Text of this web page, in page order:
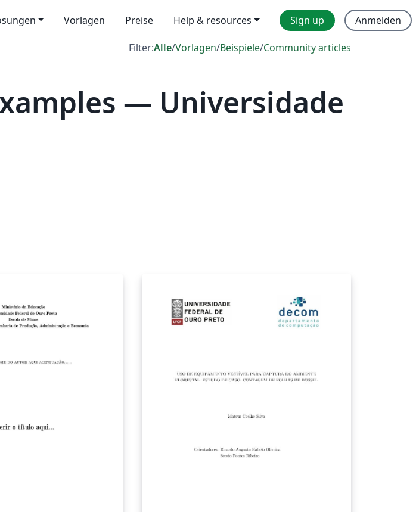
Vorlagen Preise Help & resources Sign up Anmelden
Filter:Alle/Vorlagen/Beispiele/Community articles
— Universidade